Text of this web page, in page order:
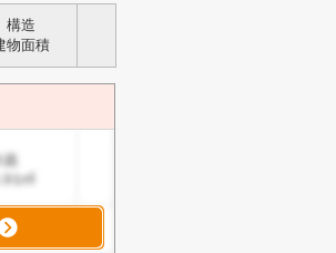
構造
物面積